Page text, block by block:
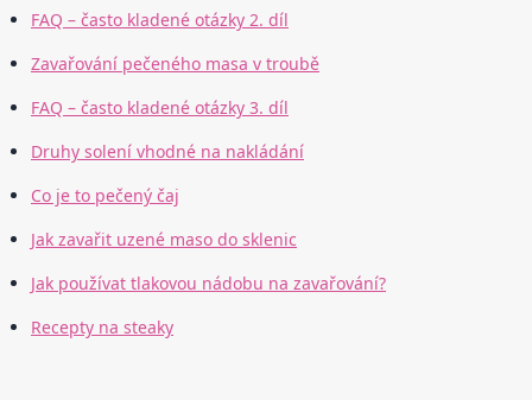
FAQ – často kladené otázky 2. díl
Zavařování pečeného masa v troubě
FAQ – často kladené otázky 3. díl
Druhy solení vhodné na nakládání
Co je to pečený čaj
Jak zavařit uzené maso do sklenic
Jak používat tlakovou nádobu na zavařování?
Recepty na steaky